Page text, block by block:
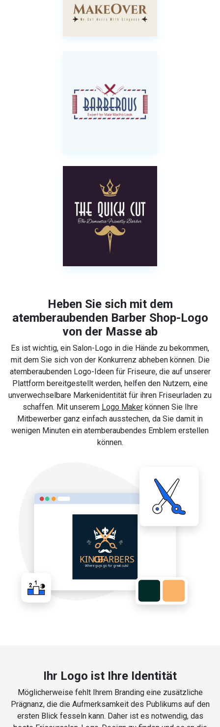
Heben Sie sich mit dem
atemberaubenden Barber Shop-Logo
von der Masse ab
Es ist wichtig, ein Salon-Logo in die Hände zu bekommen,
mit dem Sie sich von der Konkurrenz abheben können. Die
atemberaubenden Logo-Ideen für Friseure, die auf unserer
Plattform bereitgestellt werden, helfen den Nutzern, eine
unverwechselbare Markenidentität für ihren Friseurladen zu
schaffen. Mit unserem Logo Makerkönnen Sie Ihre
Mitbewerber ganz einfach ausstechen, da Sie damit in
wenigen Minuten ein atemberaubendes Emblem erstellen
können.
Ihr Logo ist Ihre Identität
Möglicherweise fehlt Ihrem Branding eine zusätzliche
Prägnanz, die die Aufmerksamkeit des Publikums auf den
ersten Blick fesseln kann. Daher ist es notwendig, das